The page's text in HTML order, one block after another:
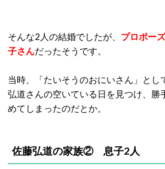
そんな2人の結婚でしたが、 プロポー
子さんだったそうです。
当時、「たいそうのおにいさん」とし
弘道さんの空いている日を見つけ、勝
めてしまったのだとか。
佐藤弘道の家族② 息子2人